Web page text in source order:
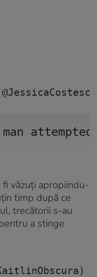
A man
văzuți apropiindu-
timp după ce
trecătorii s-au
a stinge